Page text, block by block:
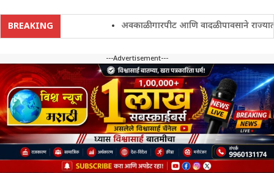
BREAKING अवकाळी गारपीट आणि वादळी पावसाने राज्यातील
---Advertisement---